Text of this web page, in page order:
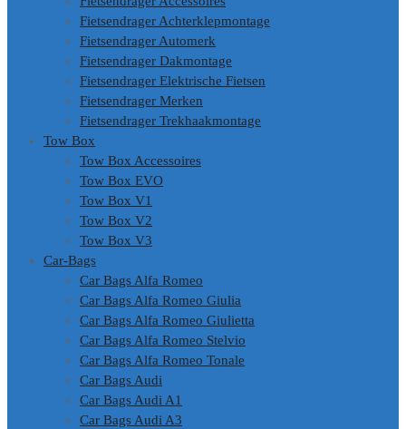
Fietsendrager Achterklepmontage
Fietsendrager Automerk
Fietsendrager Dakmontage
Fietsendrager Elektrische Fietsen
Fietsendrager Merken
Fietsendrager Trekhaakmontage
Tow Box
Tow Box Accessoires
Tow Box EVO
Tow Box V1
Tow Box V2
Tow Box V3
Car-Bags
Car Bags Alfa Romeo
Car Bags Alfa Romeo Giulia
Car Bags Alfa Romeo Giulietta
Car Bags Alfa Romeo Stelvio
Car Bags Alfa Romeo Tonale
Car Bags Audi
Car Bags Audi A1
Car Bags Audi A3